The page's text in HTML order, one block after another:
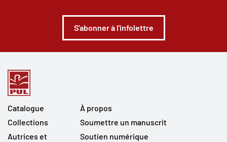
S'abonner à l'infolettre
Catalogue
Collections
Autrices et
À propos
Soumettre un manuscrit
Soutien numérique